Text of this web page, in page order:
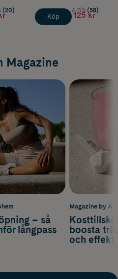
(20)
Köp
4.7/5 (58)
125 kr
Magazine
Magazine by
boosta
och
– så
långpass